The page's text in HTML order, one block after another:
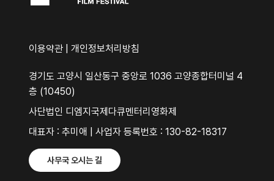
이용약관 개인정보처리방침
경기도 고양시 일산동구 중앙로 1036 고양종합터미널 4
층 (10450)
사단법인 디엠지국제다큐멘터리영화제
대표자 : 추미애 | 사업자 등록번호 : 130-82-18317
사무국 오시는 길